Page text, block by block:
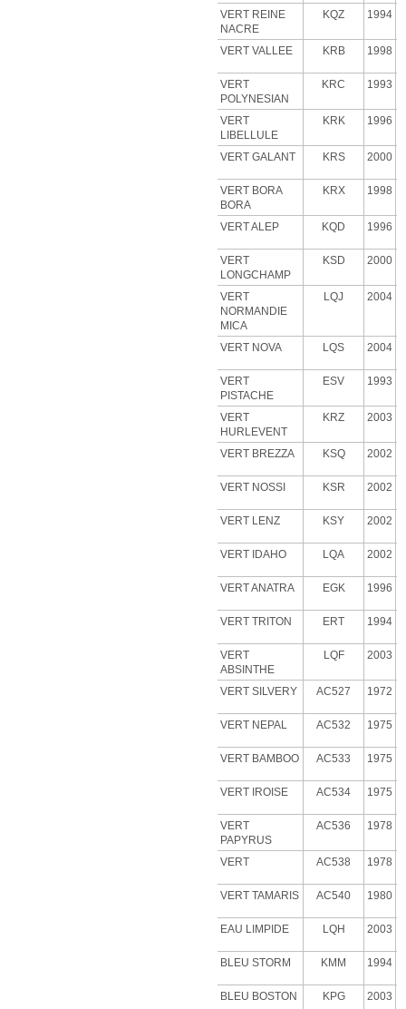
VERT REINE
NACRE
KQZ 1994
VERT VALLEE KRB 1998
VERT
POLYNESIAN
KRC 1993
VERT
LIBELLULE
KRK 1996
VERT GALANT KRS 2000
VERT BORA
BORA
KRX 1998
VERT ALEP KQD 1996
VERT
LONGCHAMP
KSD 2000
VERT
NORMANDIE
MICA
LQJ 2004
VERT NOVA LQS 2004
VERT
PISTACHE
ESV 1993
VERT
HURLEVENT
KRZ 2003
VERT BREZZA KSQ 2002
VERT NOSSI KSR 2002
VERT LENZ KSY 2002
VERT IDAHO LQA 2002
VERT ANATRA EGK 1996
VERT TRITON ERT 1994
VERT
ABSINTHE
LQF 2003
VERT SILVERY AC527 1972
VERT NEPAL AC532 1975
VERT BAMBOO AC533 1975
VERT IROISE AC534 1975
VERT
PAPYRUS
AC536 1978
VERT AC538 1978
VERT TAMARIS AC540 1980
EAU LIMPIDE LQH 2003
BLEU STORM KMM 1994
BLEU BOSTON KPG 2003